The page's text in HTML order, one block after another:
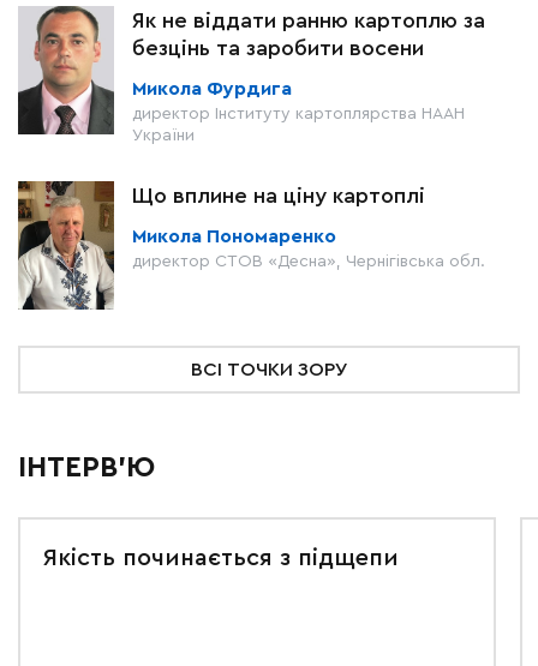
Як не віддати ранню картоплю за
безцінь та заробити восени
Микола Фурдига
директор Інституту картоплярства НААН
України
Що вплине на ціну картоплі
Микола Пономаренко
директор СТОВ «Десна», Чернігівська обл.
ВСІ ТОЧКИ ЗОРУ
ІНТЕРВ'Ю
Якість починається з підщепи